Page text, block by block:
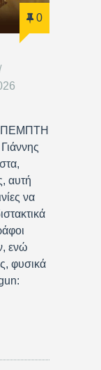
0
αυτή
να
ενώ
φυσικά